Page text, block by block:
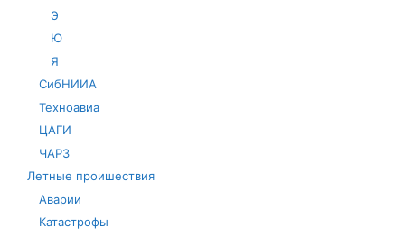
Э
Ю
Я
СибНИИА
Техноавиа
ЦАГИ
ЧАРЗ
Летные проишествия
Аварии
Катастрофы